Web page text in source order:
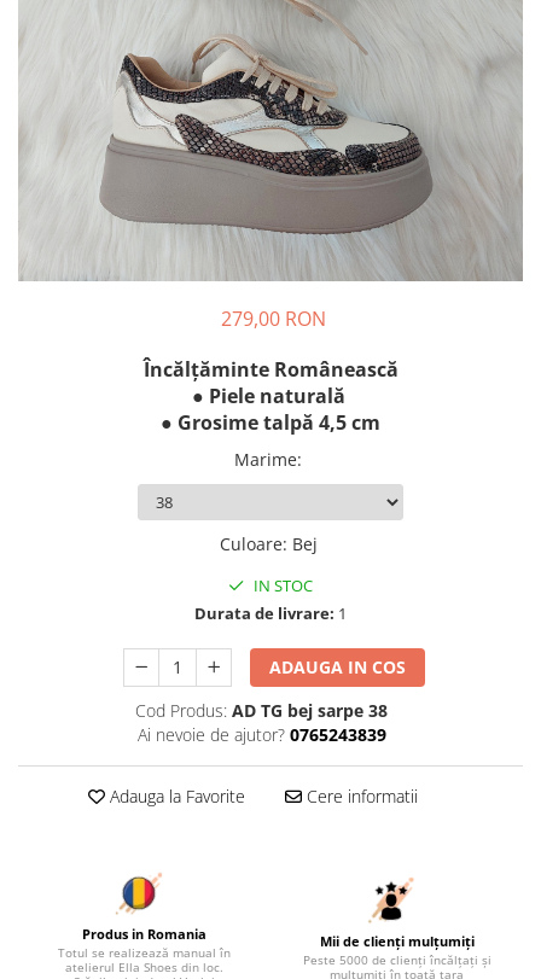
279,00 RON
Încălțăminte Românească
● Piele naturală
● Grosime talpă 4,5 cm
Marime:
Culoare: Bej
IN STOC
Durata de livrare: 1
ADAUGA IN COS
Cod Produs: AD TG bej sarpe 38
Ai nevoie de ajutor? 0765243839
Adauga la Favorite Cere informatii
Produs in Romania
Totul se realizează manual în
atelierul Ella Shoes din loc.
Mii de clienți mulțumiți
Peste 5000 de clienți încălțați și
mulțumiți în toată țara